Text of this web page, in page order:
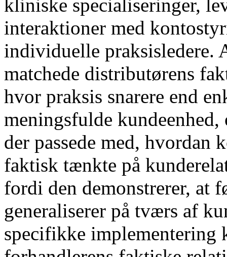
kliniske specialiseringer,
interaktioner med
individuelle praksisledere.
matchede distributørens
hvor praksis snarere end
meningsfulde
der passede med, hvordan
faktisk tænkte på
fordi den demonstrerer, at
generaliserer på tværs af
specifikke